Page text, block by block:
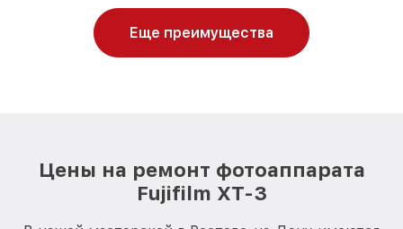
Еще преимущества
Цены на ремонт фотоаппарата
Fujifilm XT-3